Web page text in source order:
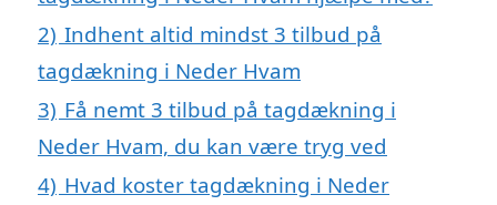
2) Indhent altid mindst 3 tilbud på
tagdækning i Neder Hvam
3) Få nemt 3 tilbud på tagdækning i
Neder Hvam, du kan være tryg ved
4) Hvad koster tagdækning i Neder